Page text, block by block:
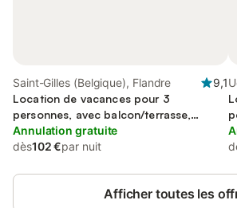
Saint-Gilles (Belgique), Flandre
9,1
Location de vacances pour 3
personnes, avec balcon/terrasse,
animaux acceptés
Annulation gratuite
dès102 €par nuit
Afficher toutes les